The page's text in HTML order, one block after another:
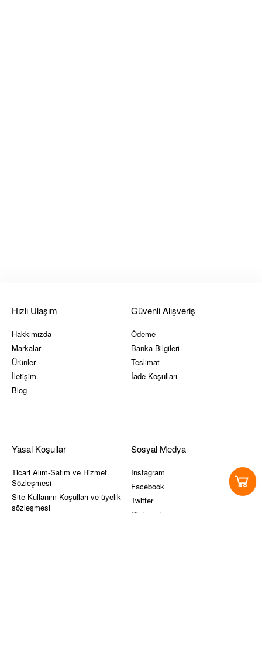
Hızlı Ulaşım
Hakkımızda
Markalar
Ürünler
İletişim
Blog
Güvenli Alışveriş
Ödeme
Banka Bilgileri
Teslimat
İade Koşulları
Yasal Koşullar
Ticari Alım-Satım ve Hizmet
Sözleşmesi
Site Kullanım Koşulları ve üyelik
sözleşmesi
Sosyal Medya
Instagram
Facebook
Twitter
Pinterest